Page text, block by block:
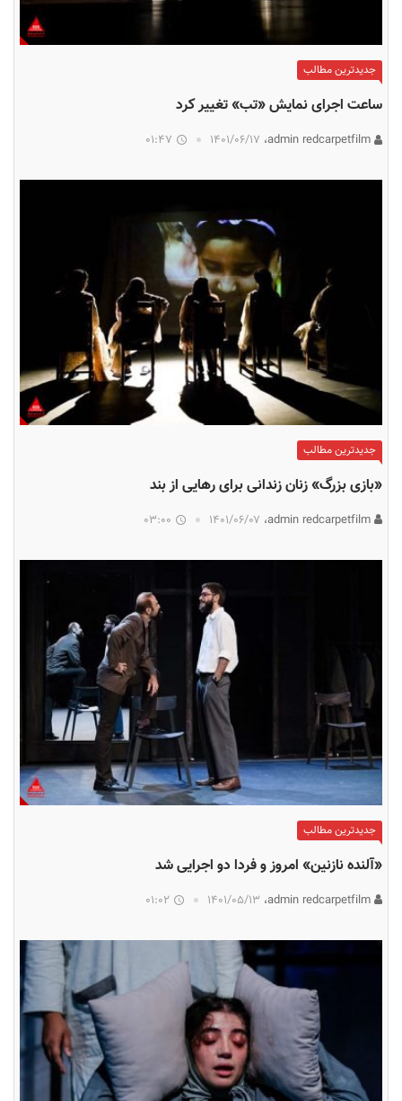
جدیدترین مطالب
ساعت اجرای نمایش «تب» تغییر کرد
۱۴۰۱/۰۶/۱۷ 01:47
جدیدترین مطالب
«بازی بزرگ» زنان زندانی برای رهایی از بند
۱۴۰۱/۰۶/۰۷ 03:00
جدیدترین مطالب
«آلنده نازنین» امروز و فردا دو اجرایی شد
۱۴۰۱/۰۵/۱۳ 01:02